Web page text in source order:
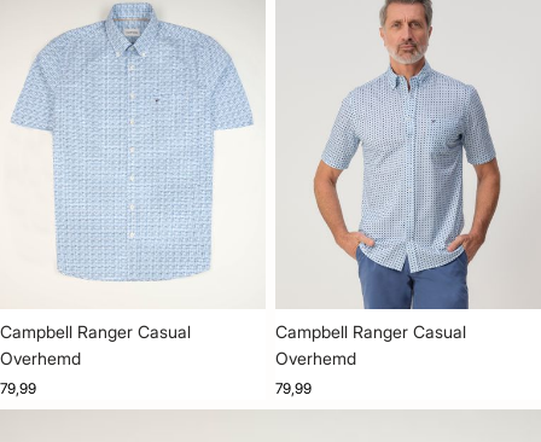
Campbell Ranger Casual
Overhemd
79,99
Campbell Ranger Casual
Overhemd
79,99